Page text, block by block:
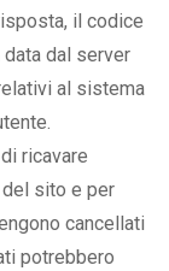
il codice
dal server
al sistema
ricavare
sito e per
cancellati
potrebbero